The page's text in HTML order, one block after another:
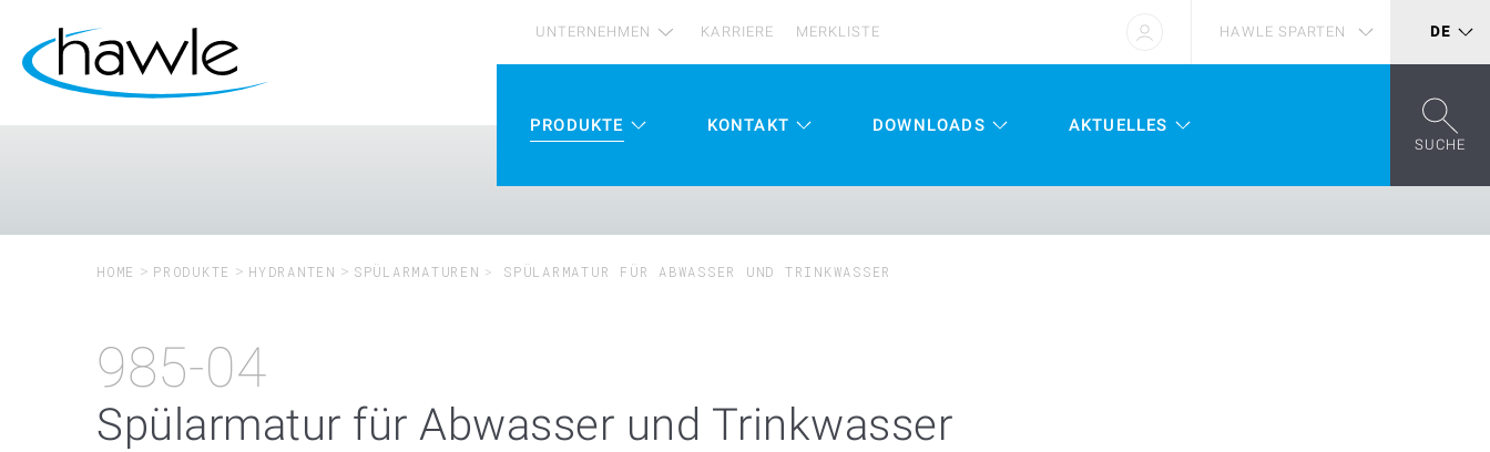
UNTERNEHMEN KARRIERE MERKLISTE HAWLE SPARTEN DE
PRODUKTE KONTAKT DOWNLOADS AKTUELLES
SUCHE
HOME PRODUKTE HYDRANTEN SPÜLARMATUREN SPÜLARMATUR FÜR ABWASSER UND TRINKWASSER
985-04
Spülarmatur für Abwasser und Trinkwasser